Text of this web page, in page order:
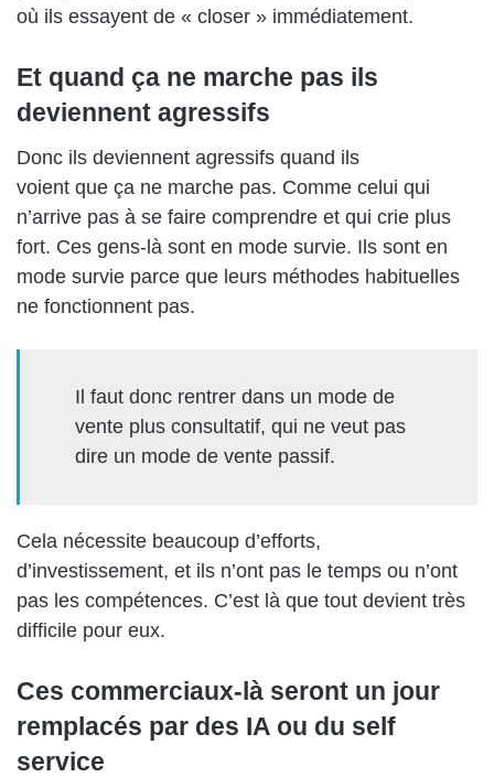
où ils essayent de « closer » immédiatement.
Et quand ça ne marche pas ils
deviennent agressifs
Donc ils deviennent agressifs quand ils
voient que ça ne marche pas. Comme celui qui
n’arrive pas à se faire comprendre et qui crie plus
fort. Ces gens-là sont en mode survie. Ils sont en
mode survie parce que leurs méthodes habituelles
ne fonctionnent pas.
Il faut donc rentrer dans un mode de
vente plus consultatif, qui ne veut pas
dire un mode de vente passif.
Cela nécessite beaucoup d’efforts,
d’investissement, et ils n’ont pas le temps ou n’ont
pas les compétences. C’est là que tout devient très
difficile pour eux.
Ces commerciaux-là seront un jour
remplacés par des IA ou du self
service